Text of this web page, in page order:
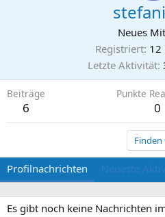
Neues
Registriert 12
Letzte Aktivität
Beiträge
6
Punkte
0
Finden
Profilnachrichten Neueste
Es gibt noch keine Nachrichten